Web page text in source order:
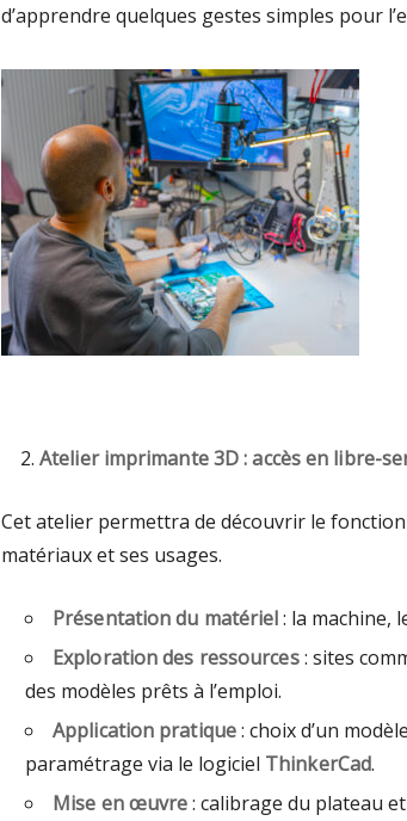
d’apprendre quelques gestes simples pour
Atelier imprimante 3D : accès en libre-
Cet atelier permettra de découvrir le
matériaux et ses usages.
Présentation du matériel: la machine,
Exploration des ressources: sites
des modèles prêts à l’emploi.
Application pratique: choix d’un
paramétrage via le logiciel ThinkerCad.
Mise en œuvre: calibrage du plateau